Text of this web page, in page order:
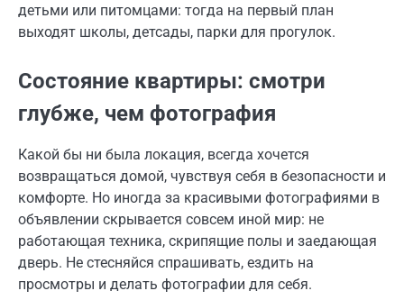
детьми или питомцами: тогда на первый план
выходят школы, детсады, парки для прогулок.
Состояние квартиры: смотри
глубже, чем фотография
Какой бы ни была локация, всегда хочется
возвращаться домой, чувствуя себя в безопасности и
комфорте. Но иногда за красивыми фотографиями в
объявлении скрывается совсем иной мир: не
работающая техника, скрипящие полы и заедающая
дверь. Не стесняйся спрашивать, ездить на
просмотры и делать фотографии для себя.